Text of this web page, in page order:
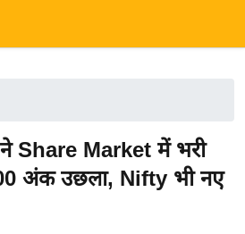
Share Market में भरी
अंक उछला, Nifty भी नए